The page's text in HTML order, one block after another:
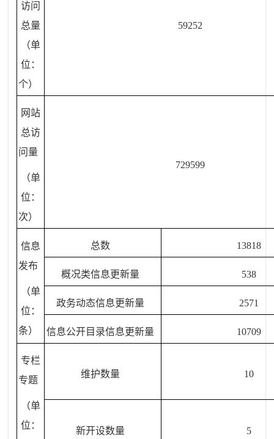
访问
总量
（单
位：
个）
59252
网站
总访
问量
（单
位：
次）
729599
信息
发布
（单
位：
条）
总数 13818
概况类信息更新量 538
政务动态信息更新量 2571
信息公开目录信息更新量 10709
专栏
专题
（单
位：
维护数量 10
新开设数量 5